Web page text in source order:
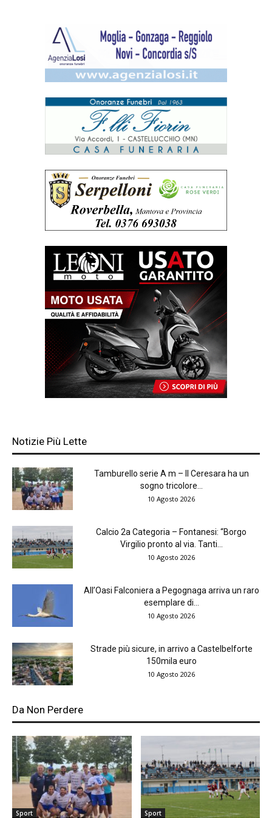
Notizie Più Lette
Tamburello serie A m – Il Ceresara ha un
sogno tricolore...
10 Agosto 2026
Calcio 2a Categoria – Fontanesi: “Borgo
Virgilio pronto al via. Tanti...
10 Agosto 2026
All’Oasi Falconiera a Pegognaga arriva un raro
esemplare di...
10 Agosto 2026
Strade più sicure, in arrivo a Castelbelforte
150mila euro
10 Agosto 2026
Da Non Perdere
Sport Sport